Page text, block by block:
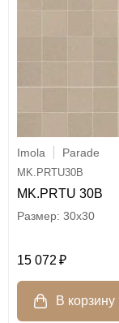
Imola Parade
MK.PRTU30B
MK.PRTU 30B
30x30
15 072